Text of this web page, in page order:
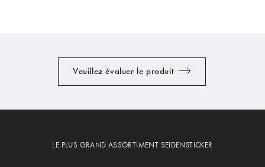
Veuillez évaluer le produit
LE PLUS GRAND ASSORTIMENT SEIDENSTICKER